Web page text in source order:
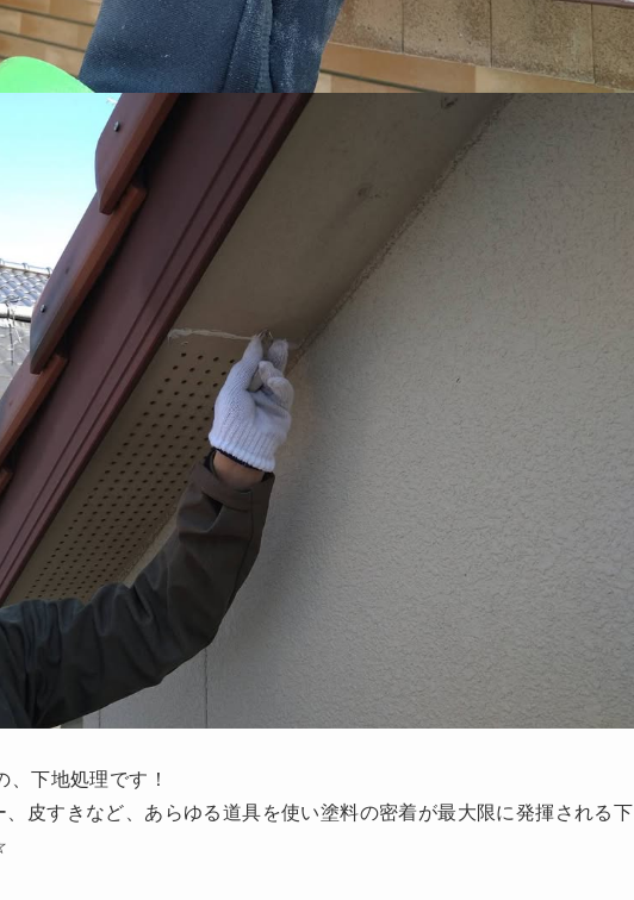
下地処理です！
皮すきなど、あらゆる道具を使い塗料の密着が最大限に発揮される下